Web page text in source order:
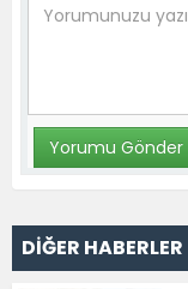
DİĞER HABERLER